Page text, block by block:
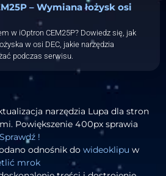
– Wymiana łożysk osi
w iOptron CEM25P? Dowiedz się, jak
w osi DEC, jakie narzędzia
podczas serwisu.
narzędzia Lupa dla stron
Powiększenie 400px sprawia
Sprawdź !
odnośnik do wideoklipu w
mrok